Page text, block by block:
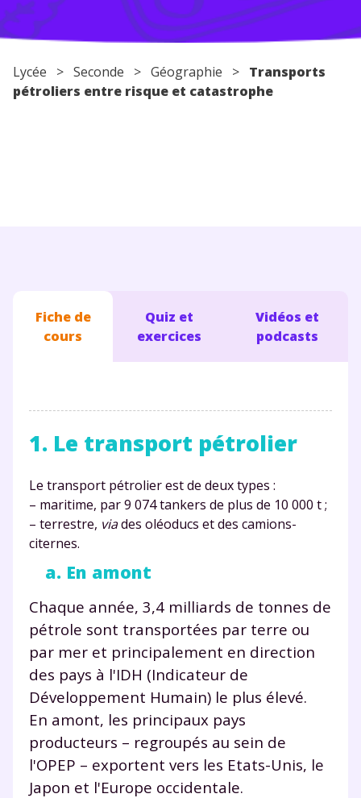
Conseils pour les parents
Lycée > Seconde > Géographie > Transports
pétroliers entre risque et catastrophe
Fiche de
cours
Quiz et
exercices
Vidéos et
podcasts
1. Le transport pétrolier
Le transport pétrolier est de deux types :
– maritime, par 9 074 tankers de plus de 10 000 t ;
– terrestre, viades oléoducs et des camions-
citernes.
a. En amont
Chaque année, 3,4 milliards de tonnes de
pétrole sont transportées par terre ou
par mer et principalement en direction
des pays à l'IDH (Indicateur de
Développement Humain) le plus élevé.
En amont, les principaux pays
producteurs – regroupés au sein de
l'OPEP – exportent vers les Etats-Unis, le
Japon et l'Europe occidentale.